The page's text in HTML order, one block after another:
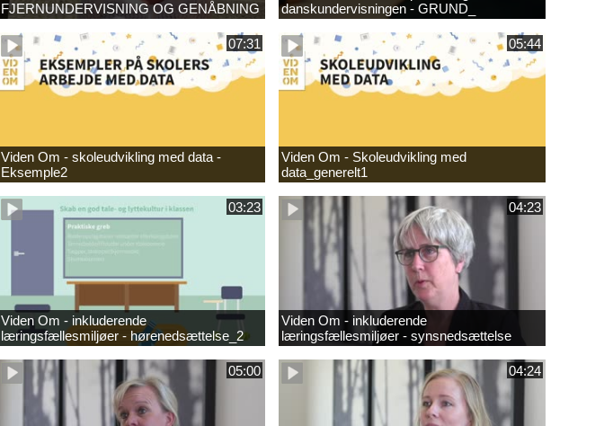
FJERNUNDERVISNING OG GENÅBNING
danskundervisningen - GRUND_
07:31
Viden Om - skoleudvikling med data -
Eksemple2
05:44
Viden Om - Skoleudvikling med
data_generelt1
03:23
Viden Om - inkluderende
læringsfællesmiljøer - hørenedsættelse_2
04:23
Viden Om - inkluderende
læringsfællesmiljøer - synsnedsættelse
05:00 04:24